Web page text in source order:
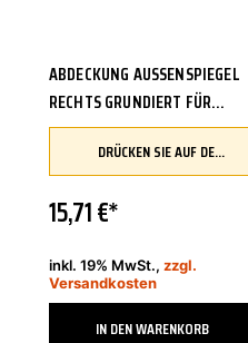
ABDECKUNG AUSSENSPIEGEL R
ECHTS GRUNDIERT FÜR N
ISSAN QASHQAI +2 I J10 JJ10
DRÜCKEN SIE AUF DEN BUTTON, UM IHR FAHRZEUG ZU ÜBERPRÜFEN UND SICHERZUSTELLEN, DASS DIESES TEIL KOMPATIBEL IST, BEVOR SIE ES BESTELLEN
15,71 €*
inkl. 19% MwSt., zzgl.
Versandkosten
IN DEN WARENKORB